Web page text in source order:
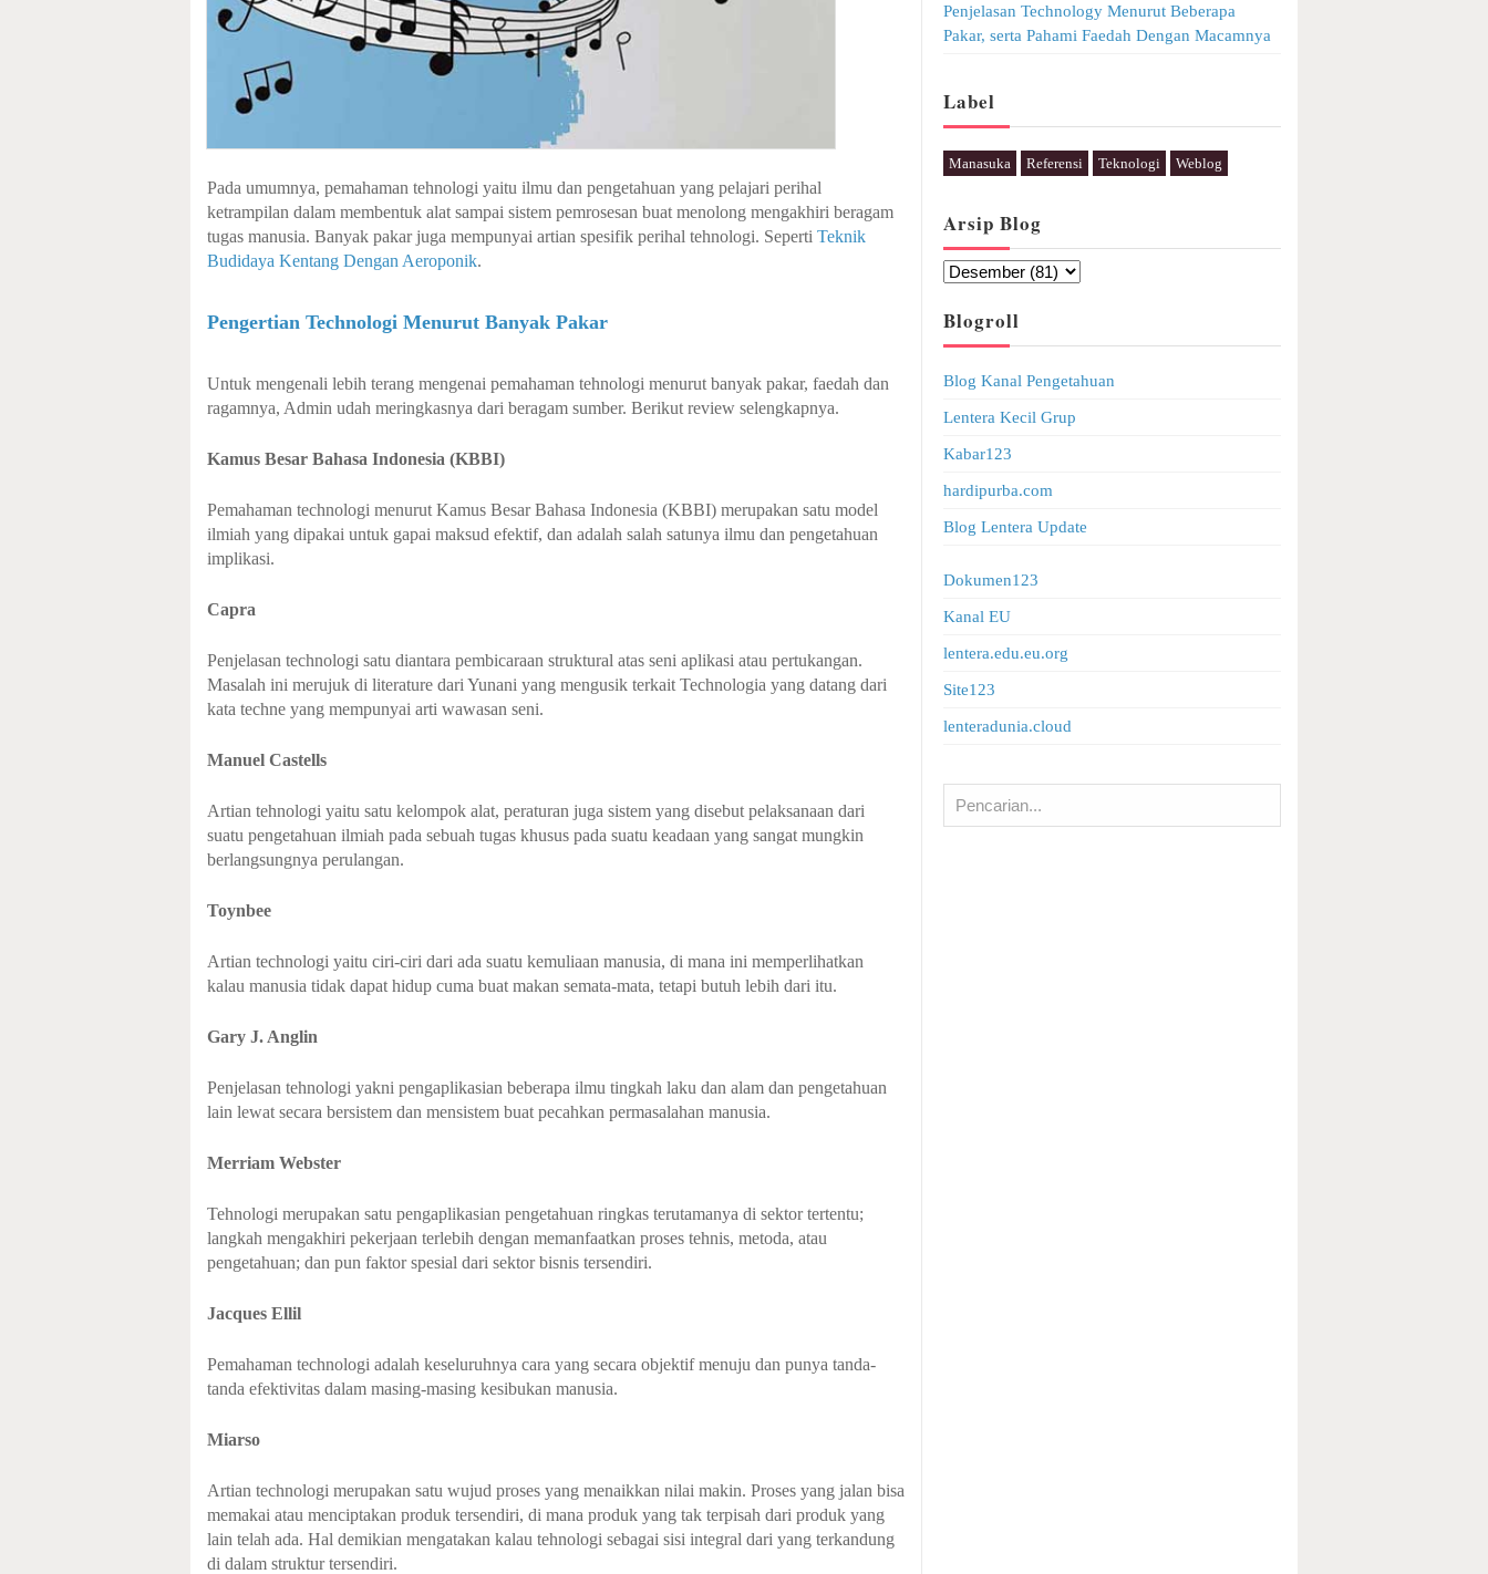
Pada umumnya, pemahaman tehnologi yaitu ilmu dan pengetahuan yang pelajari perihal
ketrampilan dalam membentuk alat sampai sistem pemrosesan buat menolong mengakhiri beragam
tugas manusia. Banyak pakar juga mempunyai artian spesifik perihal tehnologi. Seperti Teknik
Budidaya Kentang Dengan Aeroponik.
Pengertian Technologi Menurut Banyak Pakar
Untuk mengenali lebih terang mengenai pemahaman tehnologi menurut banyak pakar, faedah dan
ragamnya, Admin udah meringkasnya dari beragam sumber. Berikut review selengkapnya.
Kamus Besar Bahasa Indonesia (KBBI)
Pemahaman technologi menurut Kamus Besar Bahasa Indonesia (KBBI) merupakan satu model
ilmiah yang dipakai untuk gapai maksud efektif, dan adalah salah satunya ilmu dan pengetahuan
implikasi.
Capra
Penjelasan technologi satu diantara pembicaraan struktural atas seni aplikasi atau pertukangan.
Masalah ini merujuk di literature dari Yunani yang mengusik terkait Technologia yang datang dari
kata techne yang mempunyai arti wawasan seni.
Manuel Castells
Artian tehnologi yaitu satu kelompok alat, peraturan juga sistem yang disebut pelaksanaan dari
suatu pengetahuan ilmiah pada sebuah tugas khusus pada suatu keadaan yang sangat mungkin
berlangsungnya perulangan.
Toynbee
Artian technologi yaitu ciri-ciri dari ada suatu kemuliaan manusia, di mana ini memperlihatkan
kalau manusia tidak dapat hidup cuma buat makan semata-mata, tetapi butuh lebih dari itu.
Gary J. Anglin
Penjelasan tehnologi yakni pengaplikasian beberapa ilmu tingkah laku dan alam dan pengetahuan
lain lewat secara bersistem dan mensistem buat pecahkan permasalahan manusia.
Merriam Webster
Tehnologi merupakan satu pengaplikasian pengetahuan ringkas terutamanya di sektor tertentu;
langkah mengakhiri pekerjaan terlebih dengan memanfaatkan proses tehnis, metoda, atau
pengetahuan; dan pun faktor spesial dari sektor bisnis tersendiri.
Jacques Ellil
Pemahaman technologi adalah keseluruhnya cara yang secara objektif menuju dan punya tanda-
tanda efektivitas dalam masing-masing kesibukan manusia.
Miarso
Artian technologi merupakan satu wujud proses yang menaikkan nilai makin. Proses yang jalan bisa
memakai atau menciptakan produk tersendiri, di mana produk yang tak terpisah dari produk yang
lain telah ada. Hal demikian mengatakan kalau tehnologi sebagai sisi integral dari yang terkandung
di dalam struktur tersendiri.
Penjelasan Technology Menurut Beberapa
Pakar, serta Pahami Faedah Dengan Macamnya
Label
Manasuka Referensi Teknologi Weblog
Arsip Blog
Blogroll
Blog Kanal Pengetahuan
Lentera Kecil Grup
Kabar123
hardipurba.com
Blog Lentera Update
Dokumen123
Kanal EU
lentera.edu.eu.org
Site123
lenteradunia.cloud